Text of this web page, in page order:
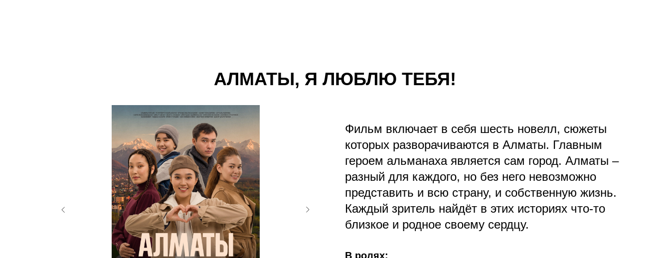
АЛМАТЫ, Я ЛЮБЛЮ ТЕБЯ!
Фильм включает в себя шесть новелл, сюжеты
которых разворачиваются в Алматы. Главным
героем альманаха является сам город. Алматы –
разный для каждого, но без него невозможно
представить и всю страну, и собственную жизнь.
Каждый зритель найдёт в этих историях что-то
близкое и родное своему сердцу.
В ролях: